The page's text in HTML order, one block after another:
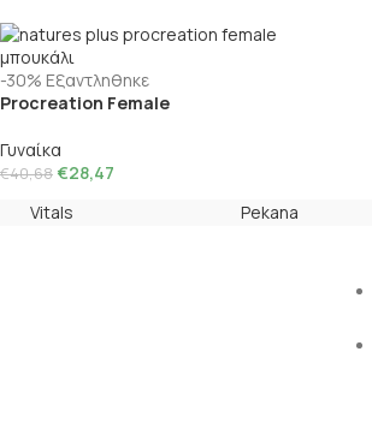
-30% Εξαντληθηκε
Procreation Female
Γυναίκα
€40,68 €28,47
Vitals Pekana